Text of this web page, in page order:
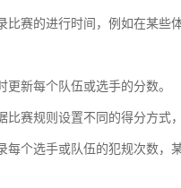
赛的进行时间，例如在某些
新每个队伍或选手的分数。
赛规则设置不同的得分方式
个选手或队伍的犯规次数，